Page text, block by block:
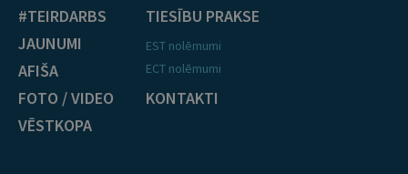
#TEIRDARBS
JAUNUMI
AFIŠA
FOTO / VIDEO
VĒSTKOPA
TIESĪBU PRAKSE
EST nolēmumi
ECT nolēmumi
KONTAKTI